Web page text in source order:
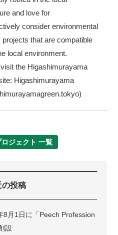
and love for
consider environmental
that are compatible
local environment.
the Higashimurayama
Higashimurayama
ジェクト 一覧
の投稿
8月1日に「Peech Profession
設